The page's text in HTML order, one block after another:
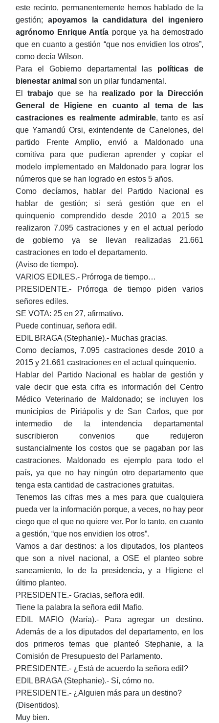
este recinto, permanentemente hemos hablado de la
gestión; apoyamos la candidatura del ingeniero
agrónomo Enrique Antía porque ya ha demostrado
que en cuanto a gestión “que nos envidien los otros”,
como decía Wilson.
Para el Gobierno departamental las políticas de
bienestar animal son un pilar fundamental.
Eltrabajo que se ha realizado por la Dirección
General de Higiene en cuanto al tema de las
castraciones es realmente admirable, tanto es así
que Yamandú Orsi, exintendente de Canelones, del
partido Frente Amplio, envió a Maldonado una
comitiva para que pudieran aprender y copiar el
modelo implementado en Maldonado para lograr los
números que se han logrado en estos 5 años.
Como decíamos, hablar del Partido Nacional es
hablar de gestión; si será gestión que en el
quinquenio comprendido desde 2010 a 2015 se
realizaron 7.095 castraciones y en el actual período
de gobierno ya se llevan realizadas 21.661
castraciones en todo el departamento.
(Aviso de tiempo).
VARIOS EDILES.- Prórroga de tiempo…
PRESIDENTE.- Prórroga de tiempo piden varios
señores ediles.
SE VOTA: 25 en 27, afirmativo.
Puede continuar, señora edil.
EDIL BRAGA (Stephanie).- Muchas gracias.
Como decíamos, 7.095 castraciones desde 2010 a
2015 y 21.661 castraciones en el actual quinquenio.
Hablar del Partido Nacional es hablar de gestión y
vale decir que esta cifra es información del Centro
Médico Veterinario de Maldonado; se incluyen los
municipios de Piriápolis y de San Carlos, que por
intermedio de la intendencia departamental
suscribieron convenios que redujeron
sustancialmente los costos que se pagaban por las
castraciones. Maldonado es ejemplo para todo el
país, ya que no hay ningún otro departamento que
tenga esta cantidad de castraciones gratuitas.
Tenemos las cifras mes a mes para que cualquiera
pueda ver la información porque, a veces, no hay peor
ciego que el que no quiere ver. Por lo tanto, en cuanto
a gestión, “que nos envidien los otros”.
Vamos a dar destinos: a los diputados, los planteos
que son a nivel nacional, a OSE el planteo sobre
saneamiento, lo de la presidencia, y a Higiene el
último planteo.
PRESIDENTE.- Gracias, señora edil.
Tiene la palabra la señora edil Mafio.
EDIL MAFIO (María).- Para agregar un destino.
Además de a los diputados del departamento, en los
dos primeros temas que planteó Stephanie, a la
Comisión de Presupuesto del Parlamento.
PRESIDENTE.- ¿Está de acuerdo la señora edil?
EDIL BRAGA (Stephanie).- Sí, cómo no.
PRESIDENTE.- ¿Alguien más para un destino?
(Disentidos).
Muy bien.